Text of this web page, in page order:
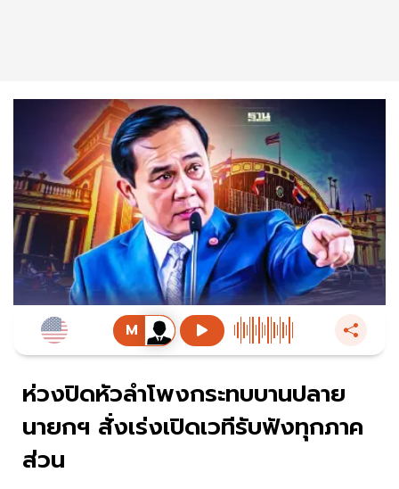
ห่วงปิดหัวลำโพงกระทบบานปลาย
นายกฯ สั่งเร่งเปิดเวทีรับฟังทุกภาค
ส่วน